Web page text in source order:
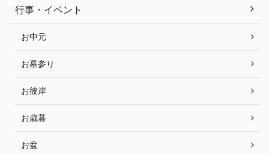
行事・イベント
お中元
お墓参り
お彼岸
お歳暮
お盆